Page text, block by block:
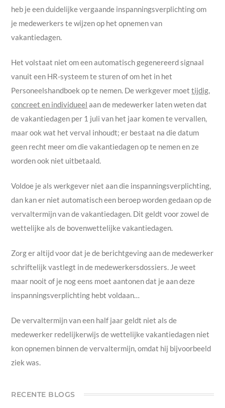
heb je een duidelijke vergaande inspanningsverplichting om
je medewerkers te wijzen op het opnemen van
vakantiedagen.
Het volstaat niet om een automatisch gegenereerd signaal
vanuit een HR-systeem te sturen of om het in het
Personeelshandboek op te nemen. De werkgever moettijdig,
concreet en individueel aan de medewerker laten weten dat
de vakantiedagen per 1 juli van het jaar komen te vervallen,
maar ook wat het verval inhoudt; er bestaat na die datum
geen recht meer om die vakantiedagen op te nemen en ze
worden ook niet uitbetaald.
Voldoe je als werkgever niet aan die inspanningsverplichting,
dan kan er niet automatisch een beroep worden gedaan op de
vervaltermijn van de vakantiedagen. Dit geldt voor zowel de
wettelijke als de bovenwettelijke vakantiedagen.
Zorg er altijd voor dat je de berichtgeving aan de medewerker
schriftelijk vastlegt in de medewerkersdossiers. Je weet
maar nooit of je nog eens moet aantonen dat je aan deze
inspanningsverplichting hebt voldaan…
De vervaltermijn van een half jaar geldt niet als de
medewerker redelijkerwijs de wettelijke vakantiedagen niet
kon opnemen binnen de vervaltermijn, omdat hij bijvoorbeeld
ziek was.
RECENTE BLOGS